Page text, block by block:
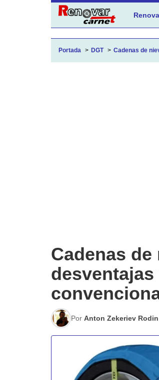
Portada DGT Cadenas de
Cadenas
Por Anton Zekeriev Rodin